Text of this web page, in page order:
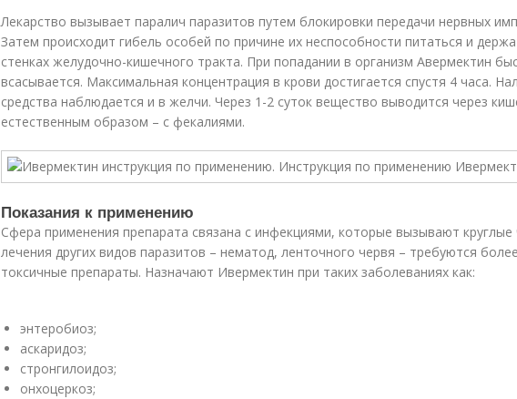
Лекарство вызывает паралич паразитов путем блокировки передачи нервных
Затем происходит гибель особей по причине их неспособности питаться и
стенках желудочно-кишечного тракта. При попадании в организм Авермектин
всасывается. Максимальная концентрация в крови достигается спустя 4 часа.
средства наблюдается и в желчи. Через 1-2 суток вещество выводится через
естественным образом – с фекалиями.
Показания к применению
Сфера применения препарата связана с инфекциями, которые вызывают круглые
лечения других видов паразитов – нематод, ленточного червя – требуются более
токсичные препараты. Назначают Ивермектин при таких заболеваниях как:
энтеробиоз;
аскаридоз;
стронгилоидоз;
онхоцеркоз;